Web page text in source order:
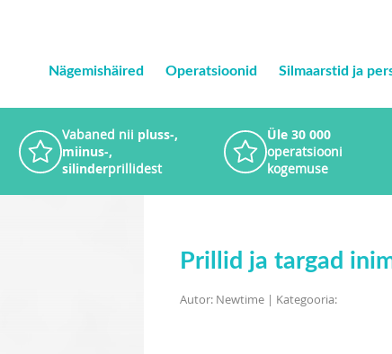
Nägemishäired Operatsioonid Silmaarstid ja
Vabaned nii pluss-,
miinus-,
silinderprillidest
Üle 30 000
operatsiooni
kogemuse
Prillid ja targad
Autor: Newtime | Kategooria: